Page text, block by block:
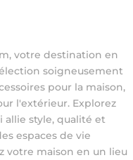
votre destination en
soigneusement
pour la maison,
l'extérieur. Explorez
style, qualité et
espaces de vie
votre maison en un lieu